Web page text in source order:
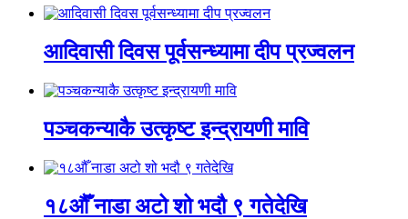
आदिवासी दिवस पूर्वसन्ध्यामा दीप प्रज्वलन
पञ्चकन्याकै उत्कृष्ट इन्द्रायणी मावि
१८औँ नाडा अटो शो भदौ ९ गतेदेखि